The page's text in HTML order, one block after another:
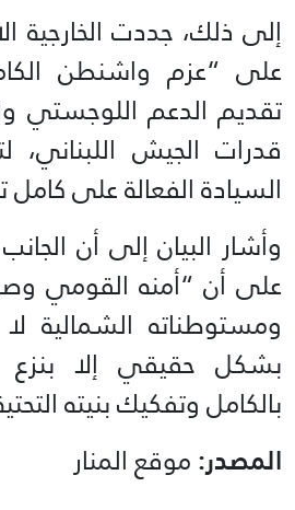
إلى ذلك، جددت الخارجية
على “عزم واشنطن
تقديم الدعم اللوجستي
قدرات الجيش
السيادة الفعالة على كامل
وأشار البيان إلى أن
على أن “أمنه القومي
ومستوطناته الشمالية
بشكل حقيقي إلا
بالكامل وتفكيك بنيته
المصدر:موقع المنار